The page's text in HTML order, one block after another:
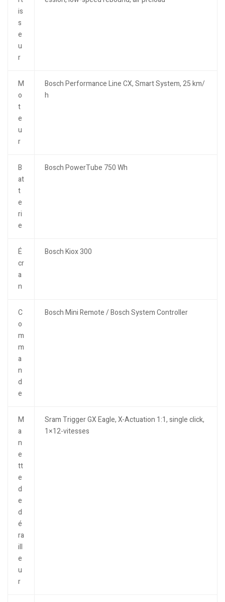
is
s
e
u
r
M
o
t
e
u
r
Bosch Performance Line CX, Smart System, 25 km/
h
B
at
t
e
ri
e
Bosch PowerTube 750 Wh
É
cr
a
n
Bosch Kiox 300
C
o
m
m
a
n
d
e
Bosch Mini Remote / Bosch System Controller
M
a
n
e
tt
e
d
e
d
é
ra
ill
e
u
r
Sram Trigger GX Eagle, X-Actuation 1:1, single click,
1×12-vitesses